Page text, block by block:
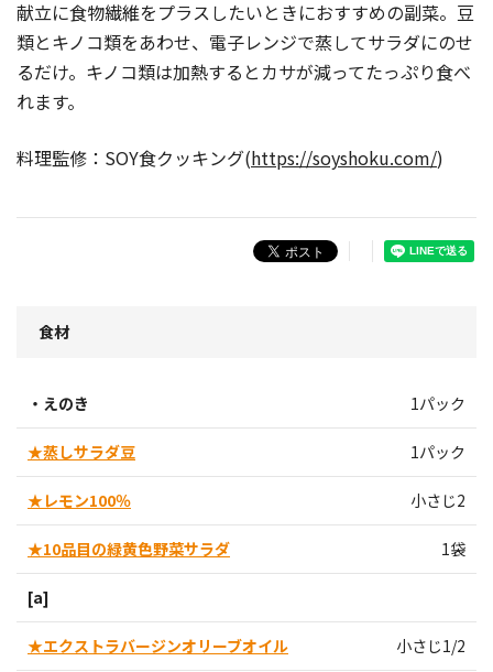
献立に食物繊維をプラスしたいときにおすすめの副菜。豆
類とキノコ類をあわせ、電子レンジで蒸してサラダにのせ
るだけ。キノコ類は加熱するとカサが減ってたっぷり食べ
れます。
料理監修：SOY食クッキング(https://soyshoku.com/)
食材
・えのき 1パック
★蒸しサラダ豆 1パック
★レモン100％ 小さじ2
★10品目の緑黄色野菜サラダ 1袋
[a]
★エクストラバージンオリーブオイル 小さじ1/2